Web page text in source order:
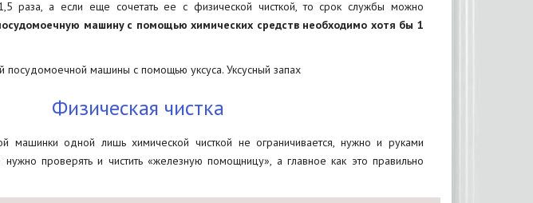
раза, а если еще сочетать ее с физической чисткой, то срок службы можно
машину с помощью химических средств необходимо хотя бы 1
посудомоечной машины с помощью уксуса. Уксусный запах
Физическая чистка
машинки одной лишь химической чисткой не ограничивается, нужно и руками
проверять и чистить «железную помощницу», а главное как это правильно